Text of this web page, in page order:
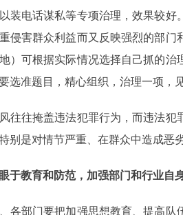
装电话谋私等专项治理，效果较
侵害群众利益而又反映强烈的部
）可根据实际情况选择自己抓的
选准题目，精心组织，治理一项，
往掩盖违法犯罪行为，而违法犯
别是对情节严重、在群众中造成恶
于教育和防范，加强部门和行业自
部门要把加强思想教育、提高队